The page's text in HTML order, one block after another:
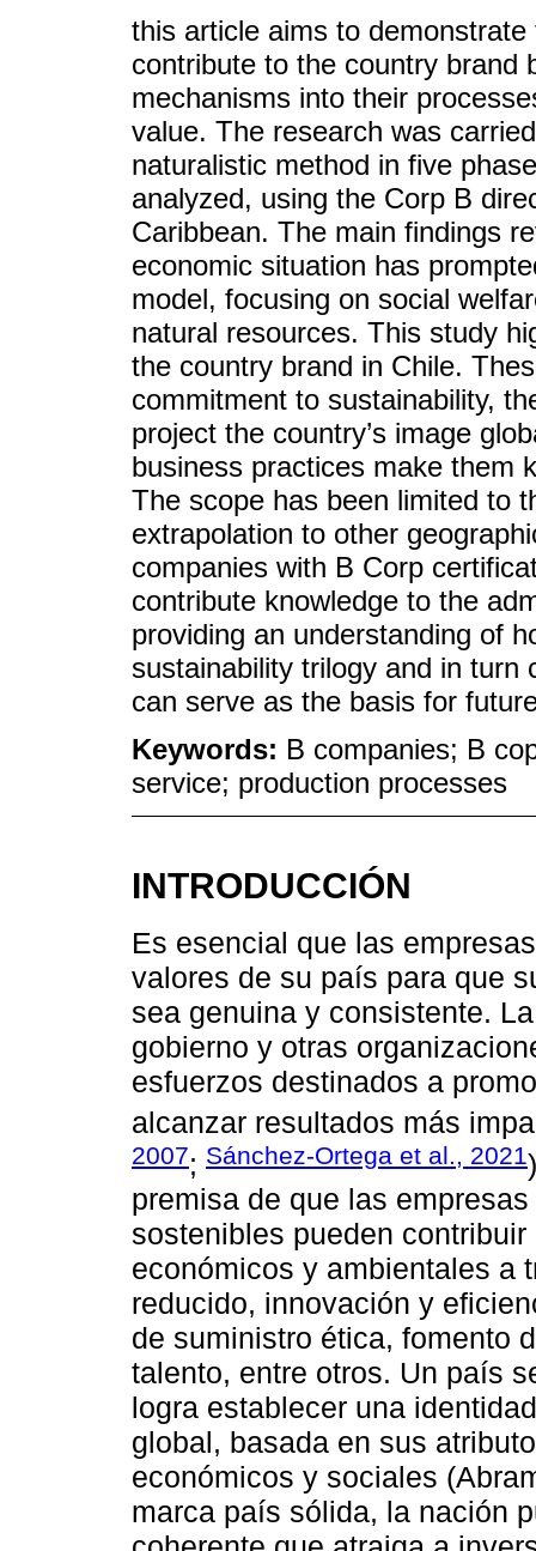
this article aims to
contribute to the country brand
mechanisms into their
value. The research was
naturalistic method in five
analyzed, using the Corp B
Caribbean. The main findings
economic situation has
model, focusing on social
natural resources. This study
the country brand in Chile.
commitment to sustainability,
project the country’s image
business practices make them
The scope has been limited to
extrapolation to other
companies with B Corp
contribute knowledge to the
providing an understanding of
sustainability trilogy and in
can serve as the basis for
Keywords: B companies; B
service; production processes
INTRODUCCIÓN
Es esencial que las
valores de su país para que
sea genuina y consistente.
gobierno y otras
esfuerzos destinados a
alcanzar resultados más
2007; Sánchez-Ortega et al., 2021
premisa de que las
sostenibles pueden
económicos y ambientales a
reducido, innovación y
de suministro ética, fomento
talento, entre otros. Un país
logra establecer una
global, basada en sus
económicos y sociales
marca país sólida, la nación